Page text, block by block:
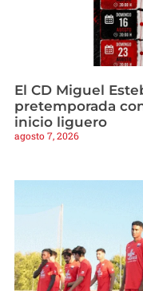
El CD Miguel
pretemporada
inicio liguero
agosto 7, 2026